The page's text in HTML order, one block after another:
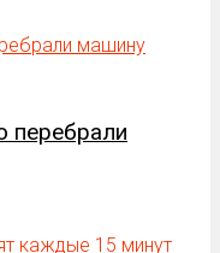
перебрали